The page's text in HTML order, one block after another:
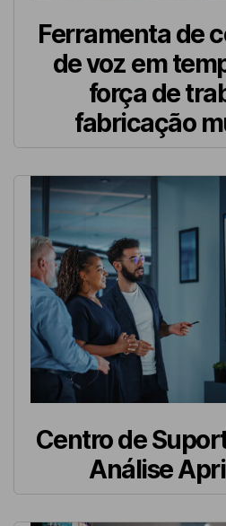
Ferramenta de
de voz em
força de
fabricação
Centro de
Análise